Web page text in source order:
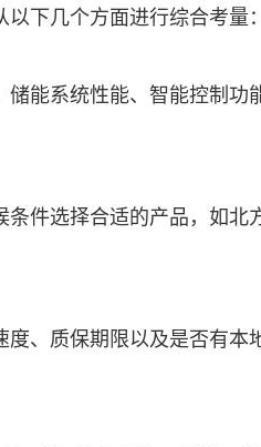
下几个方面进行综合考量：
储能系统性能、智能控制功
条件选择合适的产品，如北
度、质保期限以及是否有本